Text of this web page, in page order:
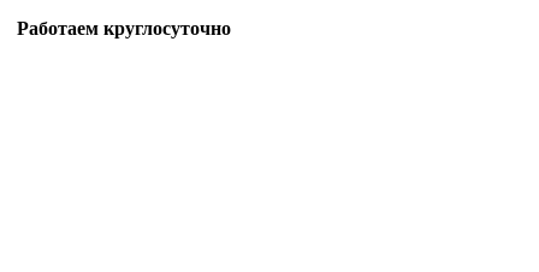
Работаем круглосуточно